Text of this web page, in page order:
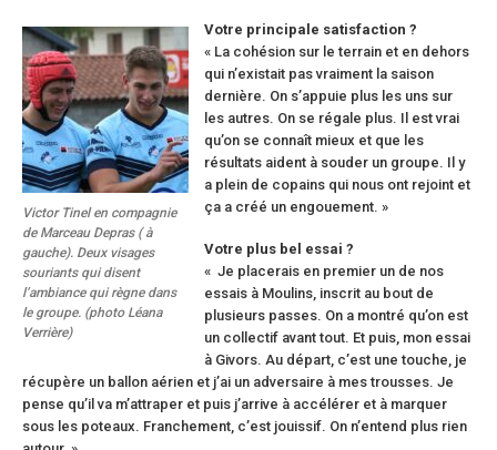
Victor Tinel en compagnie
de Marceau Depras ( à
gauche). Deux visages
souriants qui disent
l’ambiance qui règne dans
le groupe. (photo Léana
Verrière)
Votre principale satisfaction ?
« La cohésion sur le terrain et en dehors
qui n’existait pas vraiment la saison
dernière. On s’appuie plus les uns sur
les autres. On se régale plus. Il est vrai
qu’on se connaît mieux et que les
résultats aident à souder un groupe. Il y
a plein de copains qui nous ont rejoint et
ça a créé un engouement. »
Votre plus bel essai ?
« Je placerais en premier un de nos
essais à Moulins, inscrit au bout de
plusieurs passes. On a montré qu’on est
un collectif avant tout. Et puis, mon essai
à Givors. Au départ, c’est une touche, je
récupère un ballon aérien et j’ai un adversaire à mes trousses. Je
pense qu’il va m’attraper et puis j’arrive à accélérer et à marquer
sous les poteaux. Franchement, c’est jouissif. On n’entend plus rien